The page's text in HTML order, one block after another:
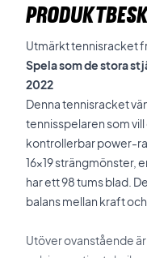
Utmärkt tennisracket
Spela som de stora
2022
Denna tennisracket
tennisspelaren som
kontrollerbar power-
16x19 strängmönster,
har ett 98 tums blad.
balans mellan kraft
Utöver ovanstående